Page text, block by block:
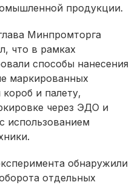
продукции.
Минпромторга
что в рамках
способы нанесения
маркированных
и палету,
через ЭДО и
использованием
обнаружили
отдельных